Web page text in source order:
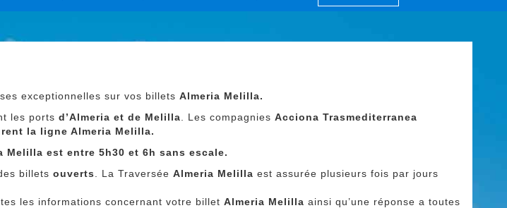
exceptionnelles sur vos billetsAlmeria Melilla.
les portsd’Almeria et de Melilla . Les compagnies Acciona Trasmediterranea
la ligne Almeria Melilla.
Melilla est entre 5h30 et 6h sans escale.
billetsouverts . La TraverséeAlmeria Melilla est assurée plusieurs fois par jours
les informations concernant votre billetAlmeria Melilla ainsi qu’une réponse a toutes